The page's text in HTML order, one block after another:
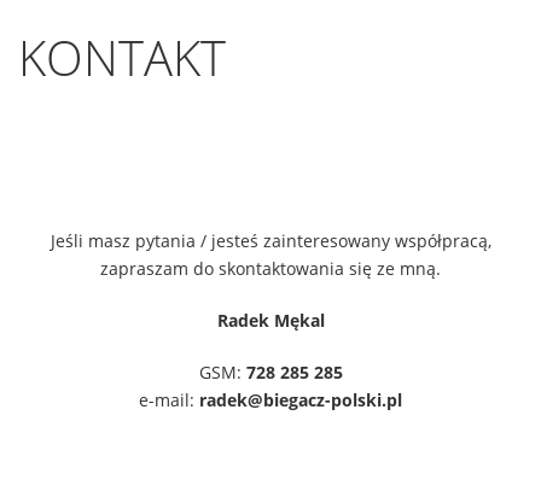
KONTAKT
Jeśli masz pytania / jesteś zainteresowany współpracą,
zapraszam do skontaktowania się ze mną.
Radek Mękal
GSM: 728 285 285
e-mail: radek@biegacz-polski.pl